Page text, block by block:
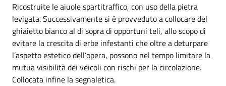
Ricostruite le aiuole spartitraffico, con uso della pietra
levigata. Successivamente si è provveduto a collocare del
ghiaietto bianco al di sopra di opportuni teli, allo scopo di
evitare la crescita di erbe infestanti che oltre a deturpare
l’aspetto estetico dell’opera, possono nel tempo limitare la
mutua visibilità dei veicoli con rischi per la circolazione.
Collocata infine la segnaletica.